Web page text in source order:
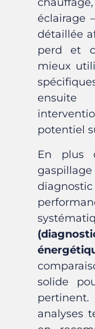
éclairage
détaillée
perd et
mieux
potentiel
En plus
diagnostic
solide
analyses